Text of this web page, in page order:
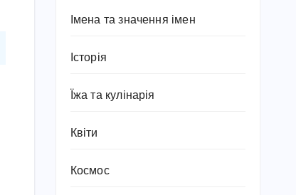
Імена та значення імен
Історія
Їжа та кулінарія
Квіти
Космос